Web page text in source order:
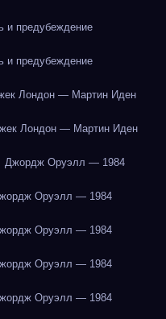
и предубеждение
и предубеждение
Лондон — Мартин Иден
Лондон — Мартин Иден
Джордж Оруэлл — 1984
Оруэлл — 1984
Оруэлл — 1984
Оруэлл — 1984
Оруэлл — 1984